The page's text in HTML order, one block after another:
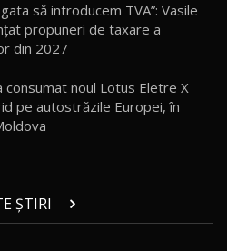
EX5 EM-i care a cucerit Moldova
7X / Test Drive AutoBlog.MD
Dolphin Surf / Test Drive
să introducem TVA”: Vasile
propuneri de taxare a
din 2027
consumat noul Lotus Eletre X
pe autostrăzile Europei, în
ȘTIRI